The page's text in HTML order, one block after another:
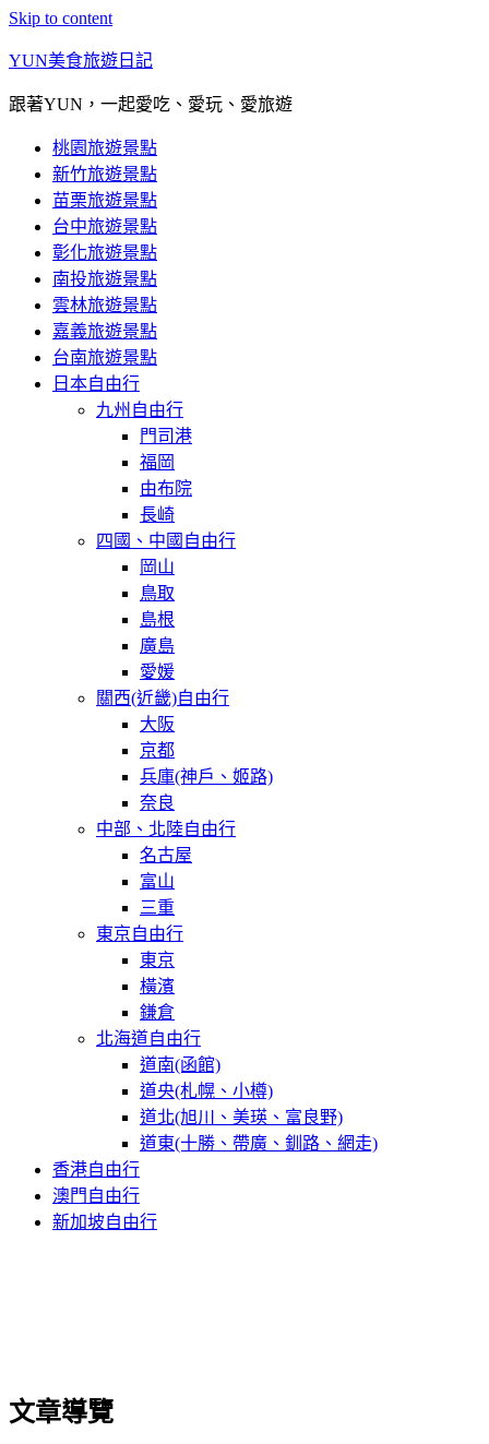
Skip to content
YUN美食旅遊日記
跟著YUN，一起愛吃、愛玩、愛旅遊
桃園旅遊景點
新竹旅遊景點
苗栗旅遊景點
台中旅遊景點
彰化旅遊景點
南投旅遊景點
雲林旅遊景點
嘉義旅遊景點
台南旅遊景點
日本自由行
九州自由行
門司港
福岡
由布院
長崎
四國、中國自由行
岡山
鳥取
島根
廣島
愛媛
關西(近畿)自由行
大阪
京都
兵庫(神戶、姬路)
奈良
中部、北陸自由行
名古屋
富山
三重
東京自由行
東京
橫濱
鎌倉
北海道自由行
道南(函館)
道央(札幌、小樽)
道北(旭川、美瑛、富良野)
道東(十勝、帶廣、釧路、網走)
香港自由行
澳門自由行
新加坡自由行
文章導覽